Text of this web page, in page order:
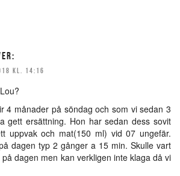
KL. 14:16
4 månader på söndag och som vi sedan 3
gett ersättning. Hon har sedan dess sovit
uppvak och mat(150 ml) vid 07 ungefär.
dagen typ 2 gånger a 15 min. Skulle vart
dagen men kan verkligen inte klaga då vi